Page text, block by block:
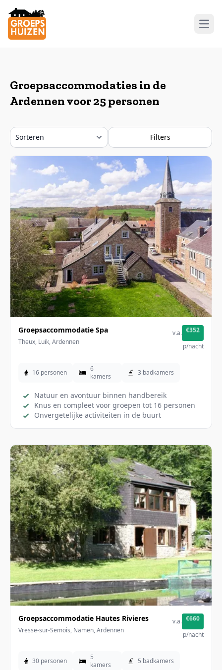
Groepsaccommodaties in de
Ardennen voor 25 personen
Filters
Groepsaccommodatie Spa
Theux, Luik, Ardennen
v.a. €352
p/nacht
16 personen
6
kamers
3 badkamers
Natuur en avontuur binnen handbereik
Knus en compleet voor groepen tot 16 personen
Onvergetelijke activiteiten in de buurt
Groepsaccommodatie Hautes Rivieres
Vresse-sur-Semois, Namen, Ardennen
v.a. €660
p/nacht
30 personen
5
kamers
5 badkamers